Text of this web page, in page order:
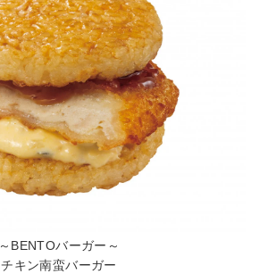
～BENTOバーガー～
チキン南蛮バーガー